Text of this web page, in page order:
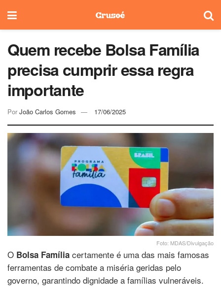
Quem recebe Bolsa Família
precisa cumprir essa regra
importante
Por João Carlos Gomes 17/06/2025
Foto: MDAS/Divulgação
O Bolsa Família certamente é uma das mais famosas
ferramentas de combate a miséria geridas pelo
governo, garantindo dignidade a famílias vulneráveis.